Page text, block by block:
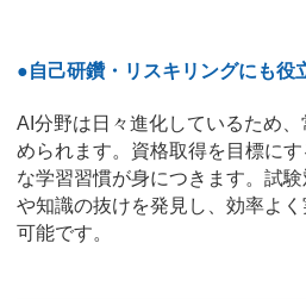
●自己研鑽・リスキリングにも役
AI分野は日々進化しているため
められます。資格取得を目標に
な学習習慣が身につきます。試
や知識の抜けを発見し、効率よ
可能です。